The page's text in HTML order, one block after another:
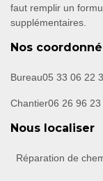
faut remplir un
supplémentaires.
Nos
Bureau05 33 06 22
Chantier06 26 96 23
Nous localiser
Réparation de